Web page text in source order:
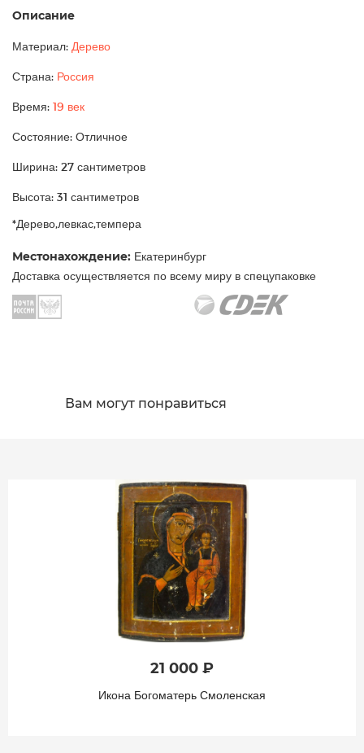
Описание
Материал: Дерево
Страна: Россия
Время: 19 век
Состояние: Отличное
Ширина: 27 сантиметров
Высота: 31 сантиметров
*Дерево,левкас,темпера
Местонахождение: Екатеринбург
Доставка осуществляется по всему миру в спецупаковке
Вам могут понравиться
21 000 ₽
Икона Богоматерь Смоленская